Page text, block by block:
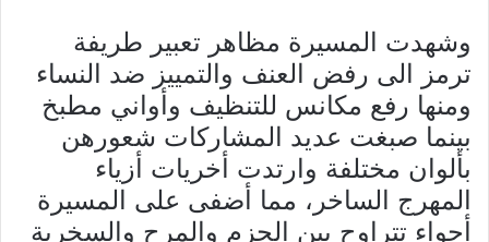
وشهدت المسيرة مظاهر تعبير طريفة
ترمز الى رفض العنف والتمييز ضد النساء
ومنها رفع مكانس للتنظيف وأواني مطبخ
بينما صبغت عديد المشاركات شعورهن
بألوان مختلفة وارتدت أخريات أزياء
المهرج الساخر، مما أضفى على المسيرة
أجواء تتراوح بين الحزم والمرح والسخرية